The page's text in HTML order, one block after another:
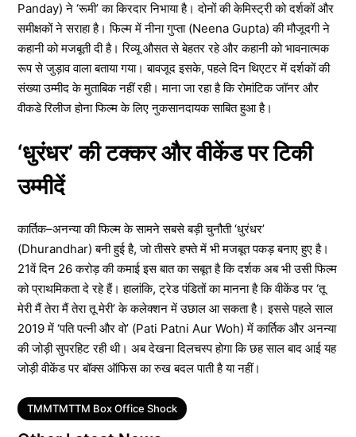
Panday) ने ‘रूमी’ का किरदार निभाया है। दोनों की केमिस्ट्री को दर्शकों और
समीक्षकों ने सराहा है। फिल्म में नीना गुप्ता (Neena Gupta) की मौजूदगी ने
कहानी को मजबूती दी है। रिव्यू औसत से बेहतर रहे और कहानी को भावनात्मक
रूप से जुड़ाव वाला बताया गया। बावजूद इसके, पहले दिन थिएटर में दर्शकों की
संख्या उम्मीद के मुताबिक नहीं रही। माना जा रहा है कि रोमांटिक जॉनर और
वीकडे रिलीज होना फिल्म के लिए नुकसानदायक साबित हुआ है।
‘धुरंधर’ की टक्कर और वीकेंड पर टिकी
उम्मीदें
कार्तिक–अनन्या की फिल्म के सामने सबसे बड़ी चुनौती ‘धुरंधर’
(Dhurandhar) बनी हुई है, जो तीसरे हफ्ते में भी मजबूत पकड़ बनाए हुए है।
21वें दिन 26 करोड़ की कमाई इस बात का सबूत है कि दर्शक अब भी उसी फिल्म
को प्राथमिकता दे रहे हैं। हालांकि, ट्रेड पंडितों का मानना है कि वीकेंड पर ‘तू
मेरी मैं तेरा मैं तेरा तू मेरी’ के कलेक्शन में उछाल आ सकता है। इससे पहले साल
2019 में ‘पति पत्नी और वो’ (Pati Patni Aur Woh) में कार्तिक और अनन्या
की जोड़ी सुपरहिट रही थी। अब देखना दिलचस्प होगा कि छह साल बाद आई यह
जोड़ी वीकेंड पर बॉक्स ऑफिस का रुख बदल पाती है या नहीं।
Tags
TMMTMTTM Box Office Shock